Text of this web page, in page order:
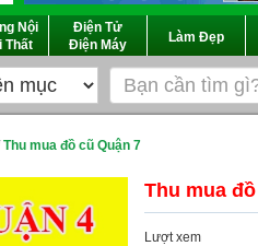
Nội
Thất
Điện Tử
Điện Máy
Làm Đẹp
Thu mua đồ cũ Quận 7
Thu mua
Lượt xem